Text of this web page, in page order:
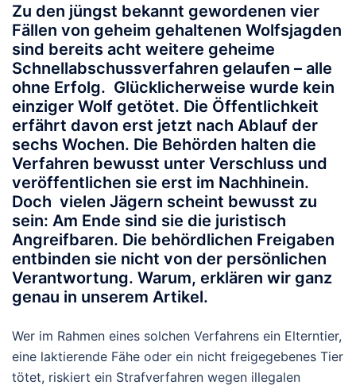
Zu den jüngst bekannt gewordenen vier
Fällen von geheim gehaltenen Wolfsjagden
sind bereits acht weitere geheime
Schnellabschussverfahren gelaufen – alle
ohne Erfolg. Glücklicherweise wurde kein
einziger Wolf getötet. Die Öffentlichkeit
erfährt davon erst jetzt nach Ablauf der
sechs Wochen. Die Behörden halten die
Verfahren bewusst unter Verschluss und
veröffentlichen sie erst im Nachhinein.
Doch vielen Jägern scheint bewusst zu
sein: Am Ende sind sie die juristisch
Angreifbaren. Die behördlichen Freigaben
entbinden sie nicht von der persönlichen
Verantwortung. Warum, erklären wir ganz
genau in unserem Artikel.
Wer im Rahmen eines solchen Verfahrens ein Elterntier,
eine laktierende Fähe oder ein nicht freigegebenes Tier
tötet, riskiert ein Strafverfahren wegen illegalen